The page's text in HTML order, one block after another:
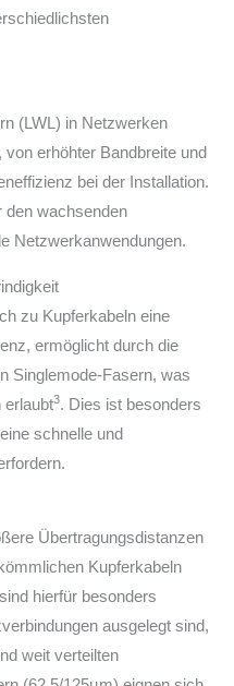
(LWL) in Netzwerken
erhöhter Bandbreite und
bei der Installation.
den wachsenden
Netzwerkanwendungen.
zu Kupferkabeln eine
ermöglicht durch die
Singlemode-Fasern, was
erlaubt3. Dies ist besonders
schnelle und
Übertragungsdistanzen
Kupferkabeln
hierfür besonders
ausgelegt sind,
weit verteilten